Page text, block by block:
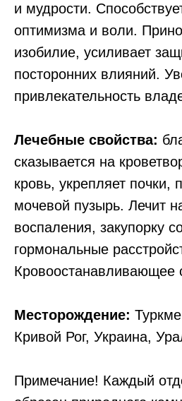
и мудрости.
оптимизма и воли.
изобилие, усиливает
посторонних влияний.
привлекательность
Лечебные свойства:
сказывается на
кровь, укрепляет почки,
мочевой пузырь. Лечит
воспаления, закупорку
гормональные
Кровоостанавливающее
Месторождение:
Кривой Рог, Украина,
Примечание! Каждый